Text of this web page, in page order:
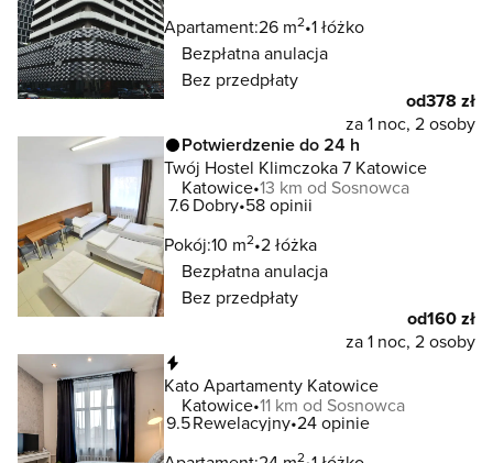
Apartament:26 m2 1 łóżko
Bezpłatna anulacja
Bez przedpłaty
od378 zł
za 1 noc, 2 osoby
Potwierdzenie do 24 h
Twój Hostel Klimczoka 7 Katowice
Katowice 13 km od Sosnowca
7.6 Dobry 58 opinii
Pokój:10 m2 2 łóżka
Bezpłatna anulacja
Bez przedpłaty
od160 zł
za 1 noc, 2 osoby
Kato Apartamenty Katowice
Katowice 11 km od Sosnowca
9.5Rewelacyjny 24 opinie
2